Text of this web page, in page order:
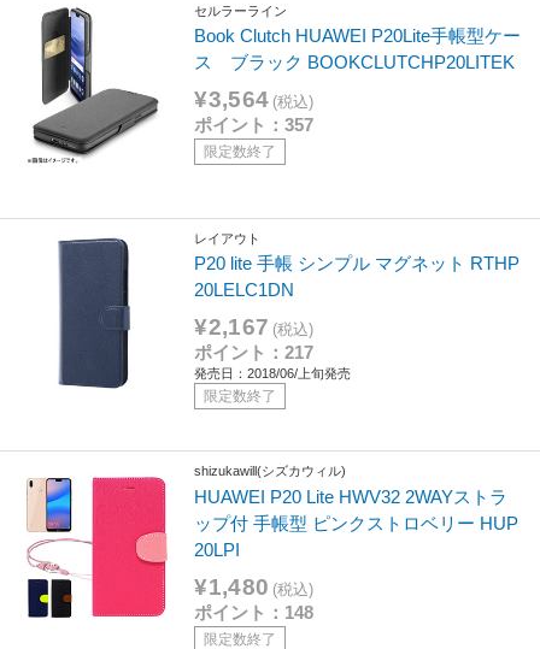
セルラーライン
Book Clutch HUAWEI P20Lite手帳型ケー
ス ブラック BOOKCLUTCHP20LITEK
¥3,564 (税込)
ポイント：357
限定数終了
レイアウト
P20 lite 手帳 シンプル マグネット RTHP
20LELC1DN
¥2,167 (税込)
ポイント：217
発売日：2018/06/上旬発売
限定数終了
shizukawill(シズカウィル)
HUAWEI P20 Lite HWV32 2WAYストラ
ップ付 手帳型 ピンクストロベリー HUP
20LPI
¥1,480 (税込)
ポイント：148
限定数終了